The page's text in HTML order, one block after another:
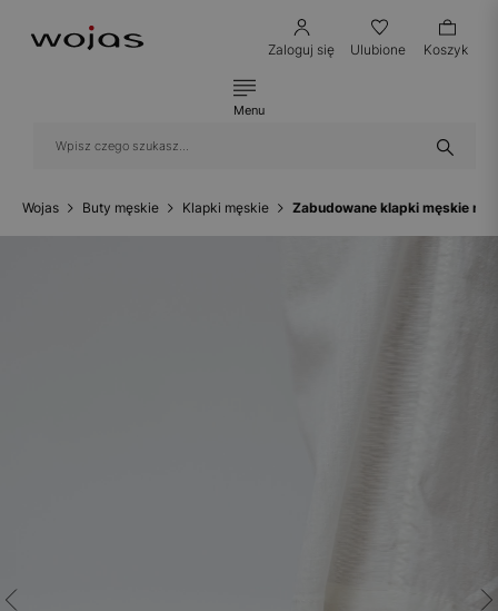
Zaloguj się Ulubione Koszyk
Menu
Wojas Buty męskie Klapki męskie Zabudowane klapki męskie na